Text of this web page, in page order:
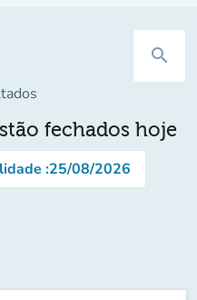
search
fechados hoje
:25/08/2026